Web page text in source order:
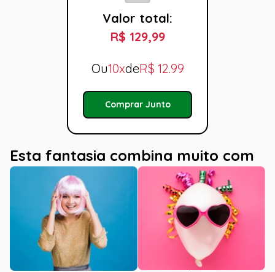
Valor total:
R$ 129,99
Ou10xdeR$ 12.99
Comprar Junto
Esta fantasia combina muito com